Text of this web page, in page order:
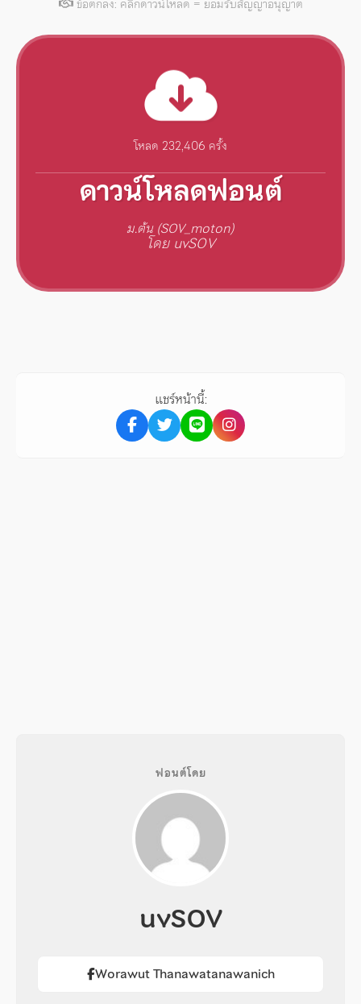
ข้อตกลง: คลิกดาวน์โหลด = ยอมรับสัญญาอนุญาต
โหลด 232,406 ครั้ง
ดาวน์โหลดฟอนต์
ม.ต้น (SOV_moton)
โดย uvSOV
แชร์หน้านี้:
ฟอนต์โดย
uvSOV
Worawut Thanawatanawanich